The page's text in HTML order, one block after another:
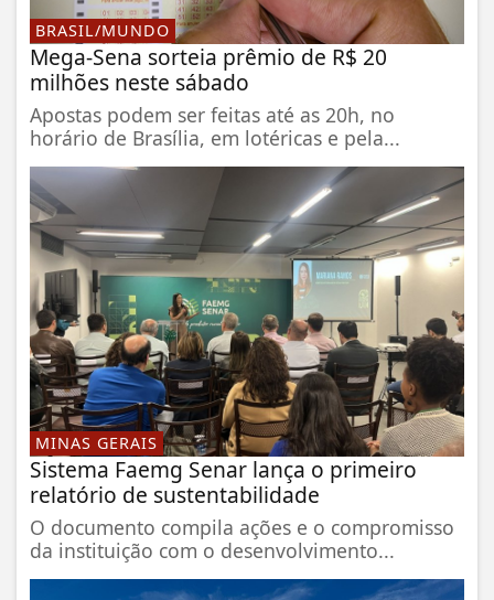
BRASIL/MUNDO
Mega-Sena sorteia prêmio de R$ 20
milhões neste sábado
Apostas podem ser feitas até as 20h, no
horário de Brasília, em lotéricas e pela...
MINAS GERAIS
Sistema Faemg Senar lança o primeiro
relatório de sustentabilidade
O documento compila ações e o compromisso
da instituição com o desenvolvimento...